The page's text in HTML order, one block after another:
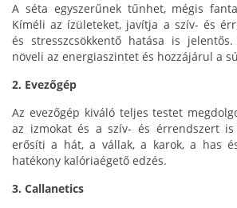
A séta egyszerűnek tűnhet, mégis
Kíméli az ízületeket, javítja a szív- és
és stresszcsökkentő hatása is
növeli az energiaszintet és hozzájárul a
2. Evezőgép
Az evezőgép kiváló teljes testet
az izmokat és a szív- és érrendszert is
erősíti a hát, a vállak, a karok, a has
hatékony kalóriaégető edzés.
3. Callanetics